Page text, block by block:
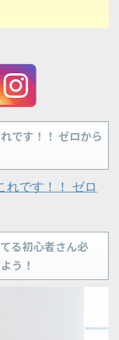
です！！ ゼロから
です！！ ゼロ
る初心者さん必
う！